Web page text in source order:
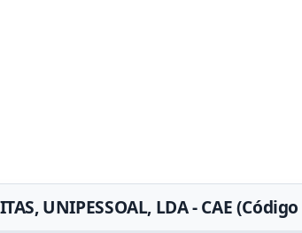
UNIPESSOAL, LDA - CAE